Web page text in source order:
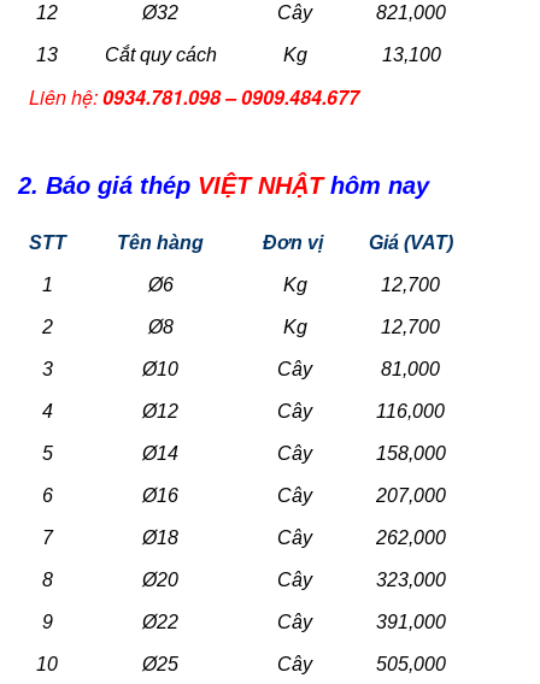
12 Ø32 Cây 821,000
13 Cắt quy cách Kg 13,100
Liên hệ:0934.781.098 – 0909.484.677
2. Báo giá thép VIỆT NHẬThôm nay
STT Tên hàng Đơn vị Giá (VAT)
1 Ø6 Kg 12,700
2 Ø8 Kg 12,700
3 Ø10 Cây 81,000
4 Ø12 Cây 116,000
5 Ø14 Cây 158,000
6 Ø16 Cây 207,000
7 Ø18 Cây 262,000
8 Ø20 Cây 323,000
9 Ø22 Cây 391,000
10 Ø25 Cây 505,000